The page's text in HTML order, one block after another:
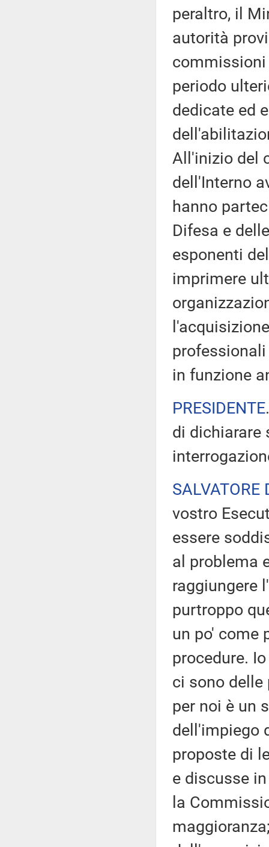
peraltro, il
autorità
periodo
dedicate ed
All'inizio del
dell'Interno
hanno
Difesa e
esponenti
imprimere
in funzione
PRESIDENTE
di dichiarare
SALVATORE
vostro
essere
al problema
raggiungere
purtroppo
un po' come
procedure.
ci sono delle
per noi è un
dell'impiego
proposte di
e discusse
la